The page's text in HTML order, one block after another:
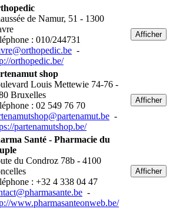
de Namur, 51 - 1300
: 010/244731
-
orthopedic.be/
Afficher
shop
Louis Mettewie 74-76 -
Bruxelles
: 02 549 76 70
-
partenamutshop.be/
Afficher
Santé - Pharmacie du
du Condroz 78b - 4100
: +32 4 338 04 47
-
www.pharmasanteonweb.be/
Afficher